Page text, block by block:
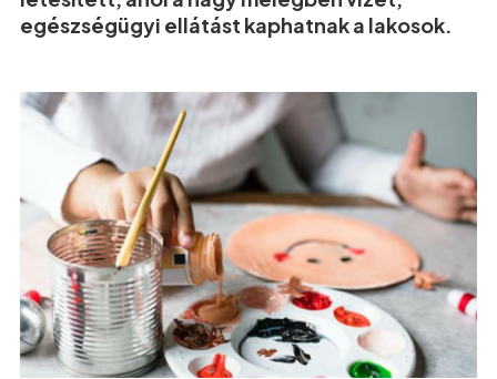
egészségügyi ellátást kaphatnak a lakosok.